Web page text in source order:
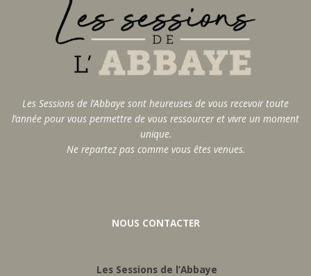
Les Sessions de l’Abbaye sont heureuses de vous recevoir toute
l’année pour vous permettre de vous ressourcer et vivre un moment
unique.
Ne repartez pas comme vous êtes venues.
NOUS CONTACTER
Les Sessions de l’Abbaye